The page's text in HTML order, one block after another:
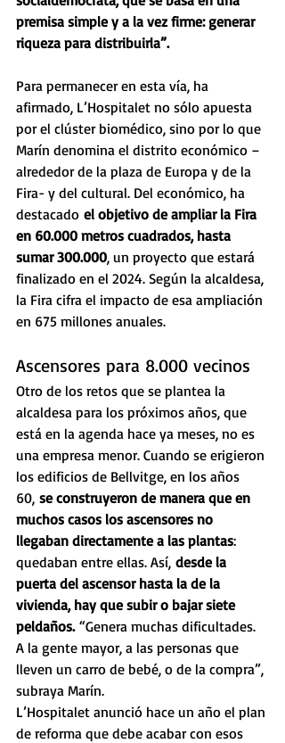
premisa simple y a la vez firme: generar
riqueza para distribuirla”.
Para permanecer en esta vía, ha
afirmado, L’Hospitalet no sólo apuesta
por el clúster biomédico, sino por lo que
Marín denomina el distrito económico –
alrededor de la plaza de Europa y de la
Fira- y del cultural. Del económico, ha
destacado el objetivo de ampliar la Fira
en 60.000 metros cuadrados, hasta
sumar 300.000, un proyecto que estará
finalizado en el 2024. Según la alcaldesa,
la Fira cifra el impacto de esa ampliación
en 675 millones anuales.
Ascensores para 8.000 vecinos
Otro de los retos que se plantea la
alcaldesa para los próximos años, que
está en la agenda hace ya meses, no es
una empresa menor. Cuando se erigieron
los edificios de Bellvitge, en los años
60, se construyeron de manera que en
muchos casos los ascensores no
llegaban directamente a las plantas:
quedaban entre ellas. Así, desde la
puerta del ascensor hasta la de la
vivienda, hay que subir o bajar siete
peldaños. “Genera muchas dificultades.
A la gente mayor, a las personas que
lleven un carro de bebé, o de la compra”,
subraya Marín.
L’Hospitalet anunció hace un año el plan
de reforma que debe acabar con esos